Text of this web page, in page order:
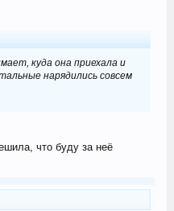
куда она приехала и
нарядились совсем
что буду за неё